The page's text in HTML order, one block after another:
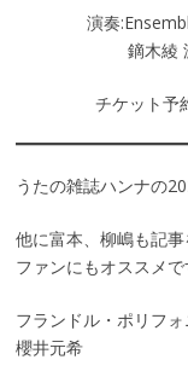
演奏
鏑木綾
チケット
うたの雑誌ハンナの
他に富本、柳嶋も記
ファンにもオススメで
フランドル・ポリフ
櫻井元希